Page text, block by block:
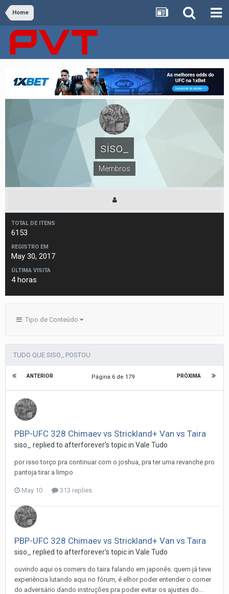
Home
siso_
Membros
TOTAL DE ITENS
6153
REGISTRO EM
May 30, 2017
ÚLTIMA VISITA
4 horas
Tipo de Conteúdo
TUDO QUE SISO_ POSTOU
ANTERIOR PRÓXIMA
Página 6 de 179
PBP-UFC 328 Chimaev vs Strickland+ Van vs Taira
siso_ replied to afterforever's topic in Vale Tudo
por isso torço pra continuar com o joshua, pra ter uma revanche pro
pantoja tirar a limpo
May 10 313 replies
PBP-UFC 328 Chimaev vs Strickland+ Van vs Taira
siso_ replied to afterforever's topic in Vale Tudo
ouvindo aqui os corners do taira falando em japonês. quem já teve
experiência lutando aqui no fórum, é elhor poder entender o corner
do adversário dando instruções pra poder evitar os ajustes do...